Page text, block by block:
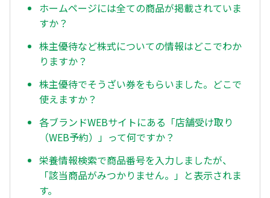
ホームページには全ての商品が掲載されていま
すか？
株主優待など株式についての情報はどこでわか
りますか？
株主優待でそうざい券をもらいました。どこで
使えますか？
各ブランドWEBサイトにある「店舗受け取り
（WEB予約）」って何ですか？
栄養情報検索で商品番号を入力しましたが、
「該当商品がみつかりません。」と表示されま
す。